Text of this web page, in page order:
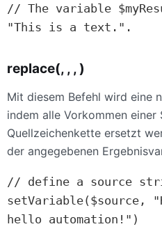
// The variable
"This is a text.".
replace(, , , )
Mit diesem Befehl wird eine
indem alle Vorkommen
Quellzeichenkette ersetzt
der angegebenen
// define a source
setVariable($source,
hello automation!")